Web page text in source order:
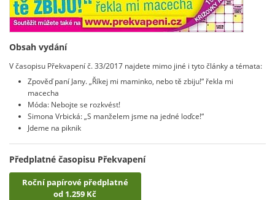
Obsah vydání
V časopisu Překvapení č. 33/2017 najdete mimo jiné i tyto články a témata:
Zpověď paní Jany. „Říkej mi maminko, nebo tě zbiju!“ řekla mi
macecha
Móda: Nebojte se rozkvést!
Simona Vrbická: „S manželem jsme na jedné loďce!“
Jdeme na piknik
Předplatné časopisu Překvapení
Roční papírové předplatné
od 1.259 Kč